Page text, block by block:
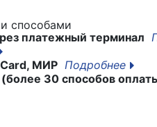
способами
платежный терминал
МИР Подробнее
30 способов